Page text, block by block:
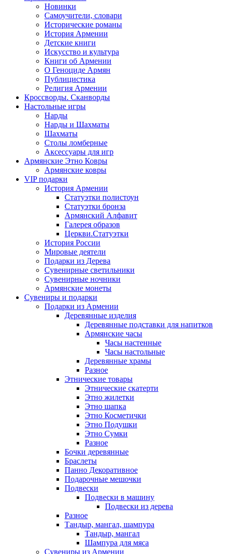
Новинки
Самоучители, словари
Исторические романы
История Армении
Детские книги
Иcкусство и культура
Книги об Армении
О Геноциде Армян
Публицистика
Религия Армении
Кроссворды. Сканворды
Настольные игры
Нарды
Нарды и Шахматы
Шахматы
Столы ломберные
Аксессуары для игр
Армянские Этно Ковры
Армянские ковры
VIP подарки
История Армении
Статуэтки полистоун
Статуэтки бронза
Армянский Алфавит
Галерея образов
Церкви.Статуэтки
История России
Мировые деятели
Подарки из Дерева
Сувенирные светильники
Сувенирные ночники
Армянские монеты
Сувениры и подарки
Подарки из Армении
Деревянные изделия
Деревянные подставки для напитков
Армянские часы
Часы настенные
Часы настольные
Деревянные храмы
Разное
Этнические товары
Этнические скатерти
Этно жилетки
Этно шапка
Этно Косметички
Этно Подушки
Этно Сумки
Разное
Бочки деревянные
Браслеты
Панно Декоративное
Подарочные мешочки
Подвески
Подвески в машину
Подвески из дерева
Разное
Тандыр, мангал, шампура
Тандыр, мангал
Шампура для мяса
Сувениры из Армении